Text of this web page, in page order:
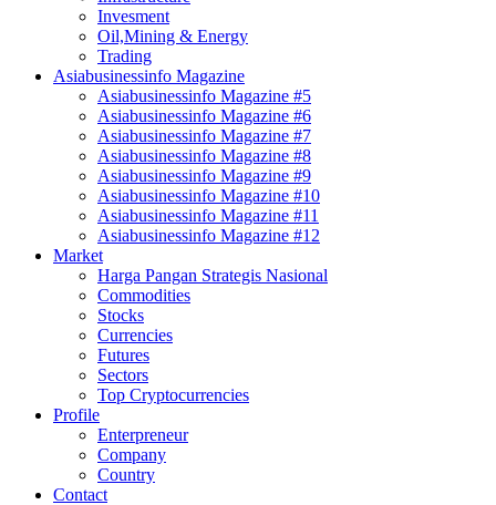
Invesment
Oil,Mining & Energy
Trading
Asiabusinessinfo Magazine
Asiabusinessinfo Magazine #5
Asiabusinessinfo Magazine #6
Asiabusinessinfo Magazine #7
Asiabusinessinfo Magazine #8
Asiabusinessinfo Magazine #9
Asiabusinessinfo Magazine #10
Asiabusinessinfo Magazine #11
Asiabusinessinfo Magazine #12
Market
Harga Pangan Strategis Nasional
Commodities
Stocks
Currencies
Futures
Sectors
Top Cryptocurrencies
Profile
Enterpreneur
Company
Country
Contact